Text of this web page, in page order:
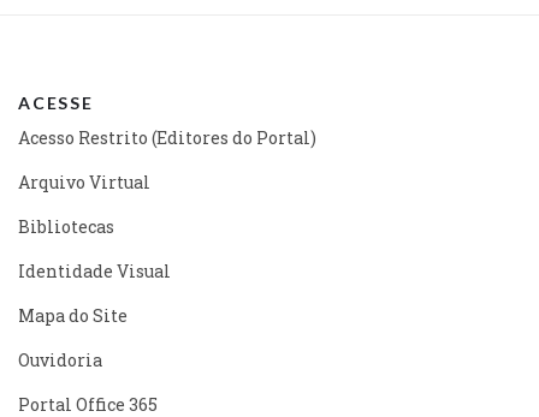
ACESSE
Acesso Restrito (Editores do Portal)
Arquivo Virtual
Bibliotecas
Identidade Visual
Mapa do Site
Ouvidoria
Portal Office 365